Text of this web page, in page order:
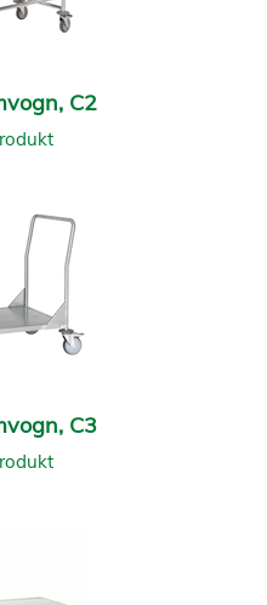
C2
C3